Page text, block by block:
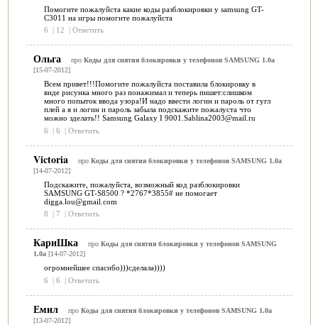
Помогите пожалуйста какие коды разблокировки у samsung GT-
C3011 на игры помогите пожалуйста
6
| 12 | Ответить
Ольга про Коды для снятия блокировки у телефонов SAMSUNG 1.0a
[15-07-2012]
Всем привет!!!Помогите пожалуйста поставила блокировку в
виде рисунка много раз понажимал и теперь пишет:слишком
много попыток ввода узора!И надо ввести логин и пароль от гугл
плей а я и логин и пароль забыла подскажите пожалуста что
можно зделать!! Samsung Galaxy I 9001.Sablina2003@mail.ru
6
| 6 | Ответить
Victoria про Коды для снятия блокировки у телефонов SAMSUNG 1.0a
[14-07-2012]
Подскажите, пожалуйста, возможный код разблокировки
SAMSUNG GT-S8500 ? *2767*3855# не помогает
digga.lou@gmail.com
8
| 7 | Ответить
КариШка про Коды для снятия блокировки у телефонов SAMSUNG
1.0a[14-07-2012]
огромнейшее спасибо)))сделала))))
6
| 6 | Ответить
Емил про Коды для снятия блокировки у телефонов SAMSUNG 1.0a
[13-07-2012]